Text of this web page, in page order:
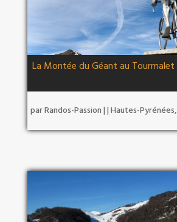
La Montée du Géant au Tourmalet
parRandos-Passion | | Hautes-Pyrénées,